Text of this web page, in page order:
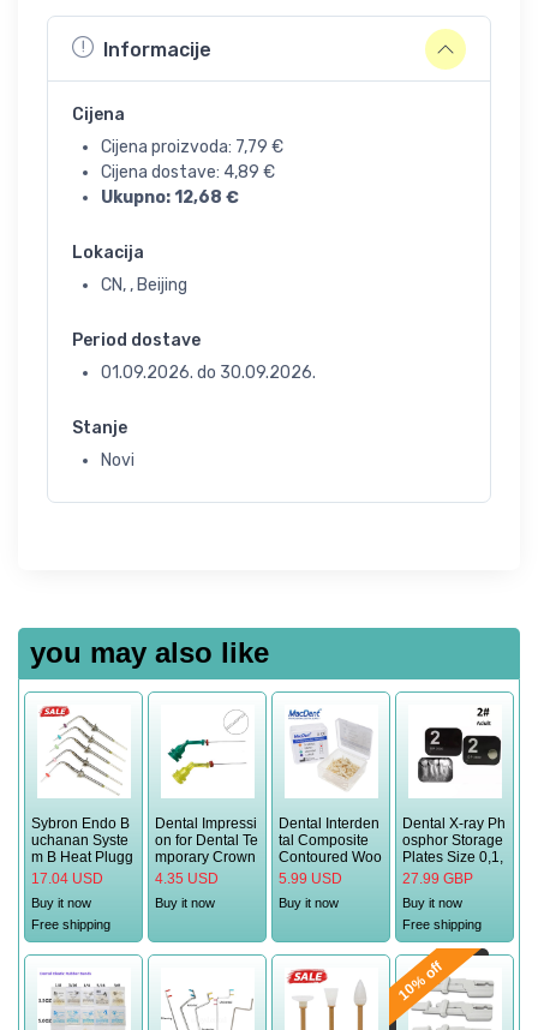
Informacije
Cijena
Cijena proizvoda: 7,79 €
Cijena dostave: 4,89 €
Ukupno:12,68 €
Lokacija
CN, , Beijing
Period dostave
01.09.2026. do 30.09.2026.
Stanje
Novi